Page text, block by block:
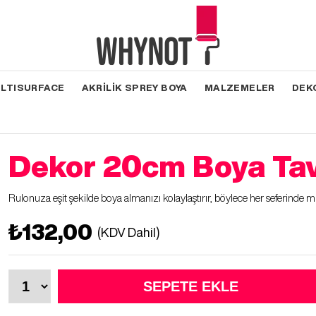
AKRİLİK SPREY BOYA MALZEMELER
Dekor 20cm Boya
Rulonuza eşit şekilde boya almanızı kolaylaştırır, böylece her seferinde
₺132,00 (KDV Dahil)